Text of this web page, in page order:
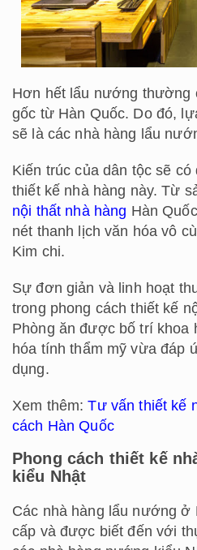
Hơn hết lẩu nướng thường
gốc từ Hàn Quốc. Do đó,
sẽ là các nhà hàng lẩu
Kiến trúc của dân tộc sẽ
thiết kế nhà hàng này. Từ
nội thất nhà hàng Hàn
nét thanh lịch văn hóa vô
Kim chi.
Sự đơn giản và linh hoạt
trong phong cách thiết kế
Phòng ăn được bố trí khoa
hóa tính thẩm mỹ vừa đáp
dụng.
Xem thêm:Tư vấn thiết kế
cách Hàn Quốc
Phong cách thiết kế
kiểu Nhật
Các nhà hàng lẩu nướng ở
cấp và được biết đến với